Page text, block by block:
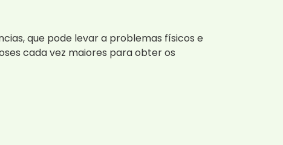
que pode levar a problemas físicos e
cada vez maiores para obter os